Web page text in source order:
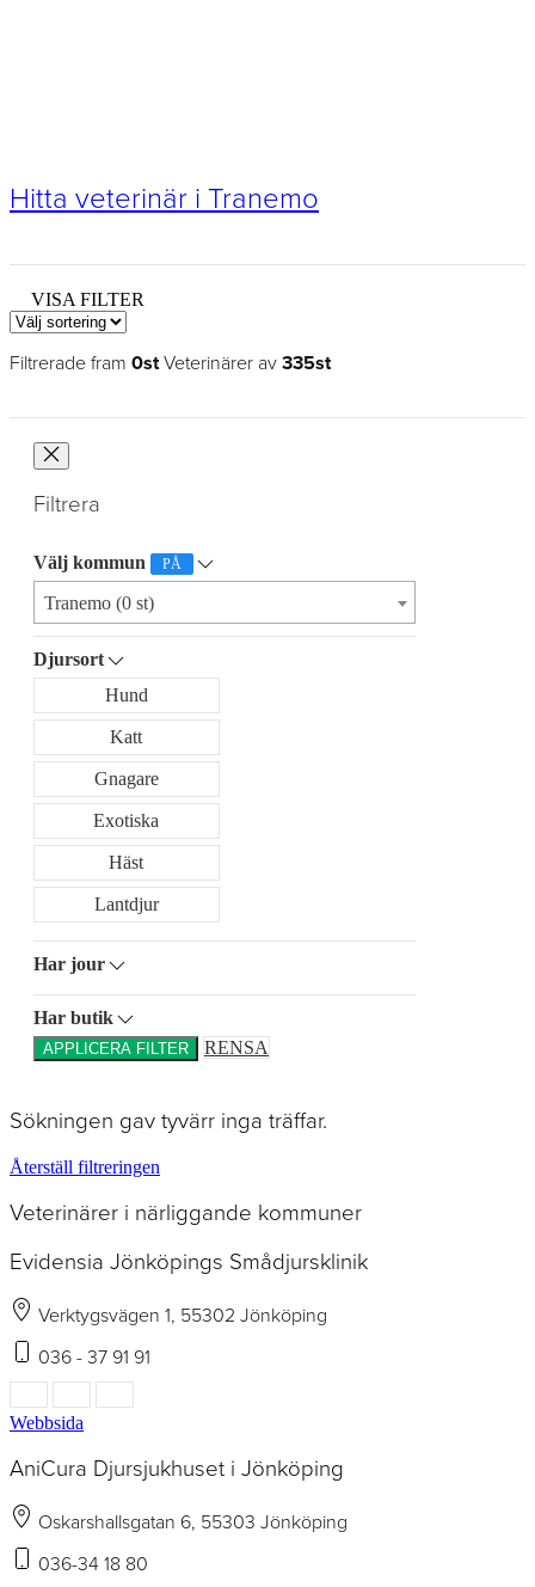
Hitta veterinär i Tranemo
VISA FILTER
Filtrerade fram 0stVeterinärer av 335st
Filtrera
Välj kommun PÅ
Tranemo (0 st)
Djursort
Hund
Katt
Gnagare
Exotiska
Häst
Lantdjur
Har jour
Har butik
APPLICERA FILTER RENSA
Sökningen gav tyvärr inga träffar.
Återställ filtreringen
Veterinärer i närliggande kommuner
Evidensia Jönköpings Smådjursklinik
Verktygsvägen 1, 55302 Jönköping
036 - 37 91 91
Webbsida
AniCura Djursjukhuset i Jönköping
Oskarshallsgatan 6, 55303 Jönköping
036-34 18 80